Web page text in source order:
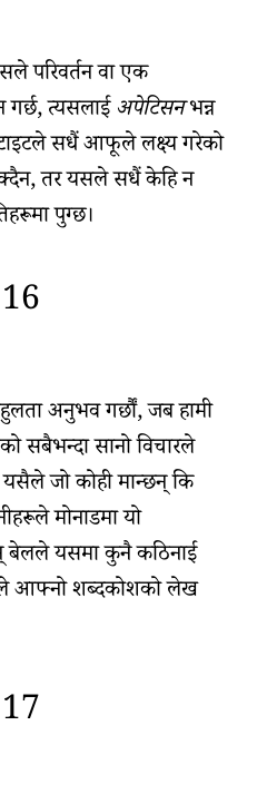
परिवर्तन वा एक
त्यसलाईअपेटिसनभन्न
सधैं आफूले लक्ष्य गरेको
तर यसले सधैं केहि न
पुग्छ।
अनुभव गर्छौं, जब हामी
सबैभन्दा सानो विचारले
जो कोही मान्छन् कि
मोनाडमा यो
बेलले यसमा कुनै कठिनाई
आफ्नो शब्दकोशको लेख